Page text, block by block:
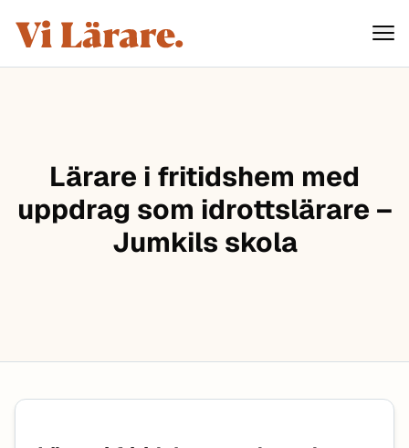
Hoppa till innehåll
ViLärare
Lärare i fritidshem med
uppdrag som idrottslärare –
Jumkils skola